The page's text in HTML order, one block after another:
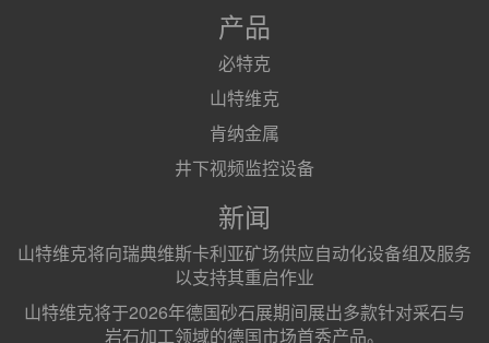
产品
必特克
山特维克
肯纳金属
井下视频监控设备
新闻
山特维克将向瑞典维斯卡利亚矿场供应自动化设备组及服务
以支持其重启作业
山特维克将于2026年德国砂石展期间展出多款针对采石与
岩石加工领域的德国市场首秀产品。